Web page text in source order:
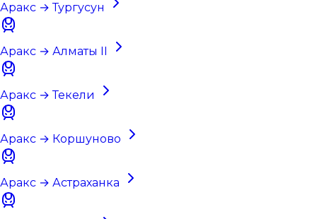
Аракс → Тургусун
Аракс → Алматы II
Аракс → Текели
Аракс → Коршуново
Аракс → Астраханка